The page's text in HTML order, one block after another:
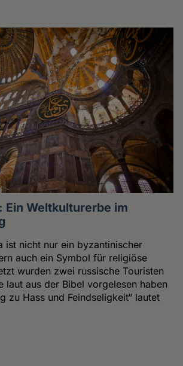
Ein Weltkulturerbe im
ist nicht nur ein byzantinischer
auch ein Symbol für religiöse
wurden zwei russische Touristen
laut aus der Bibel vorgelesen haben
zu Hass und Feindseligkeit“ lautet